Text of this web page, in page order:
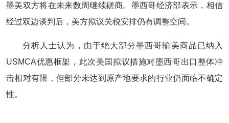
墨美双方将在未来数周继续磋商。墨西哥经济部表示，相信
经过双边谈判后，美方拟议关税安排仍有调整空间。
分析人士认为，由于绝大部分墨西哥输美商品已纳入
USMCA优惠框架，此次美国拟议措施对墨西哥出口整体冲
击相对有限，但部分未达到原产地要求的行业仍面临不确定
性。